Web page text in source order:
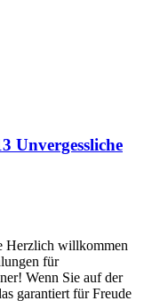
Unvergessliche
Herzlich willkommen
für
Wenn Sie auf der
garantiert für Freude